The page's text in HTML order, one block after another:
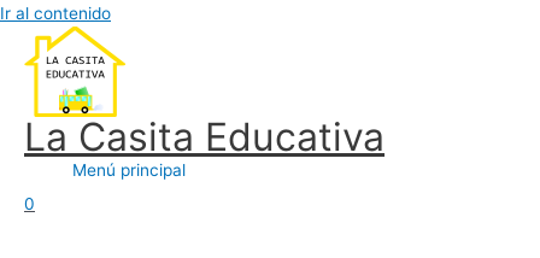
Ir al contenido
La Casita Educativa
Menú principal
0